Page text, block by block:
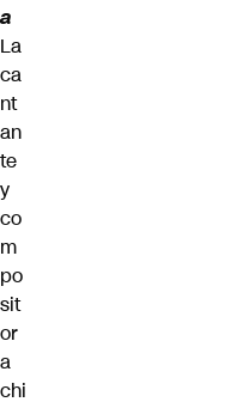
a
La
ca
nt
an
te
y
co
m
po
sit
or
a
chi